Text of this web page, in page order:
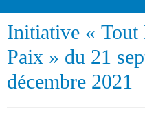
Initiative « Tout
Paix » du 21
décembre 2021